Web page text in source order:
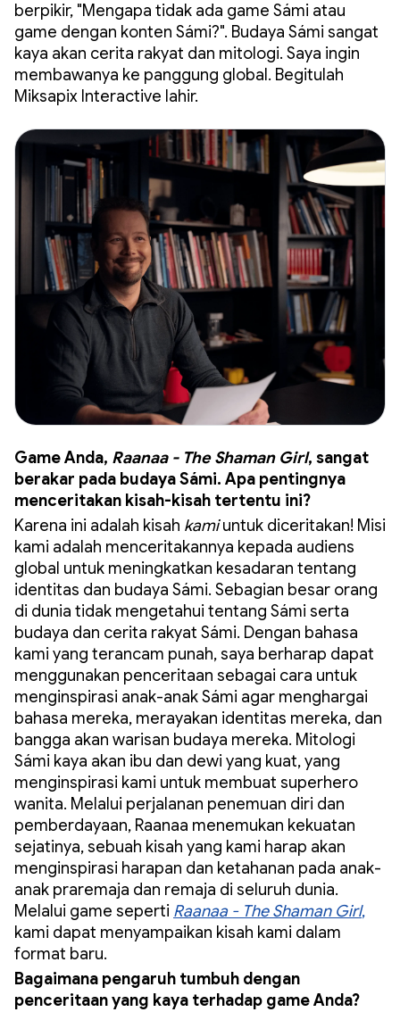
berpikir, "Mengapa tidak ada game Sámi atau
game dengan konten Sámi?". Budaya Sámi sangat
kaya akan cerita rakyat dan mitologi. Saya ingin
membawanya ke panggung global. Begitulah
Miksapix Interactive lahir.
Game Anda, Raanaa - The Shaman Girl, sangat
berakar pada budaya Sámi. Apa pentingnya
menceritakan kisah-kisah tertentu ini?
Karena ini adalah kisah kamiuntuk diceritakan! Misi
kami adalah menceritakannya kepada audiens
global untuk meningkatkan kesadaran tentang
identitas dan budaya Sámi. Sebagian besar orang
di dunia tidak mengetahui tentang Sámi serta
budaya dan cerita rakyat Sámi. Dengan bahasa
kami yang terancam punah, saya berharap dapat
menggunakan penceritaan sebagai cara untuk
menginspirasi anak-anak Sámi agar menghargai
bahasa mereka, merayakan identitas mereka, dan
bangga akan warisan budaya mereka. Mitologi
Sámi kaya akan ibu dan dewi yang kuat, yang
menginspirasi kami untuk membuat superhero
wanita. Melalui perjalanan penemuan diri dan
pemberdayaan, Raanaa menemukan kekuatan
sejatinya, sebuah kisah yang kami harap akan
menginspirasi harapan dan ketahanan pada anak-
anak praremaja dan remaja di seluruh dunia.
Melalui game seperti Raanaa - The Shaman Girl,
kami dapat menyampaikan kisah kami dalam
format baru.
Bagaimana pengaruh tumbuh dengan
penceritaan yang kaya terhadap game Anda?